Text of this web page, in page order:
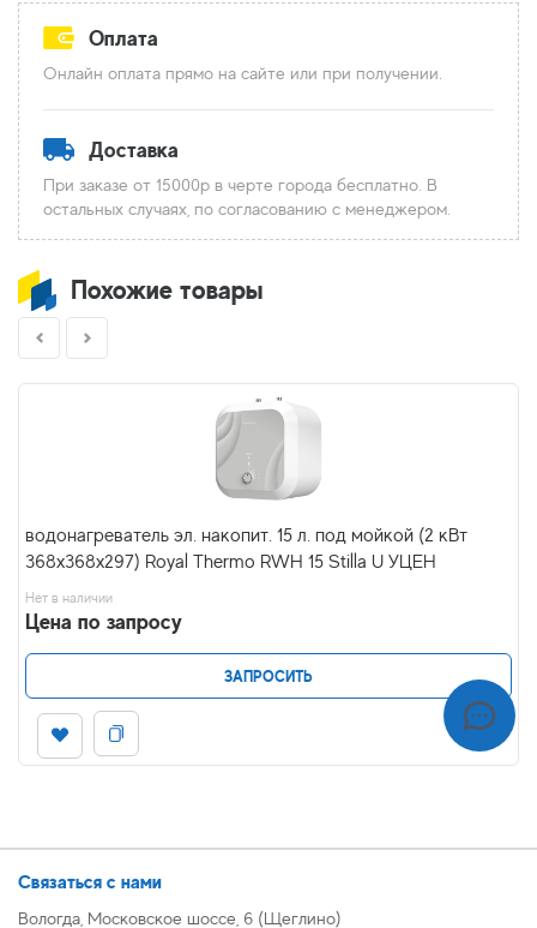
Оплата
Онлайн оплата прямо на сайте или при получении.
Доставка
При заказе от 15000р в черте города бесплатно. В
остальных случаях, по согласованию с менеджером.
Похожие товары
водонагреватель эл. накопит. 15 л. под мойкой (2 кВт
368х368х297) Royal Thermo RWH 15 Stilla U УЦЕН
Нет в наличии
Цена по запросу
ЗАПРОСИТЬ
Связаться с нами
Вологда, Московское шоссе, 6 (Щеглино)